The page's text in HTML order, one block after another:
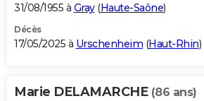
31/08/1955 à Gray(Haute-Saône)
Décès
17/05/2025 à Urschenheim (Haut-Rhin)
Marie DELAMARCHE (86 ans)